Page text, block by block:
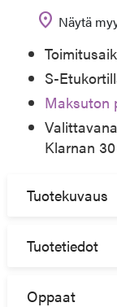
location_on Näytä
S-
Maksuton
Klarnan
Tuotekuvaus
Tuotetiedot
Oppaat